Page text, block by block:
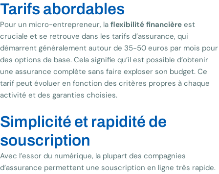
Tarifs abordables
Pour un micro-entrepreneur, la flexibilité financière est
cruciale et se retrouve dans les tarifs d’assurance, qui
démarrent généralement autour de 35-50 euros par mois pour
des options de base. Cela signifie qu’il est possible d’obtenir
une assurance complète sans faire exploser son budget. Ce
tarif peut évoluer en fonction des critères propres à chaque
activité et des garanties choisies.
Simplicité et rapidité de
souscription
Avec l’essor du numérique, la plupart des compagnies
d’assurance permettent une souscription en ligne très rapide.